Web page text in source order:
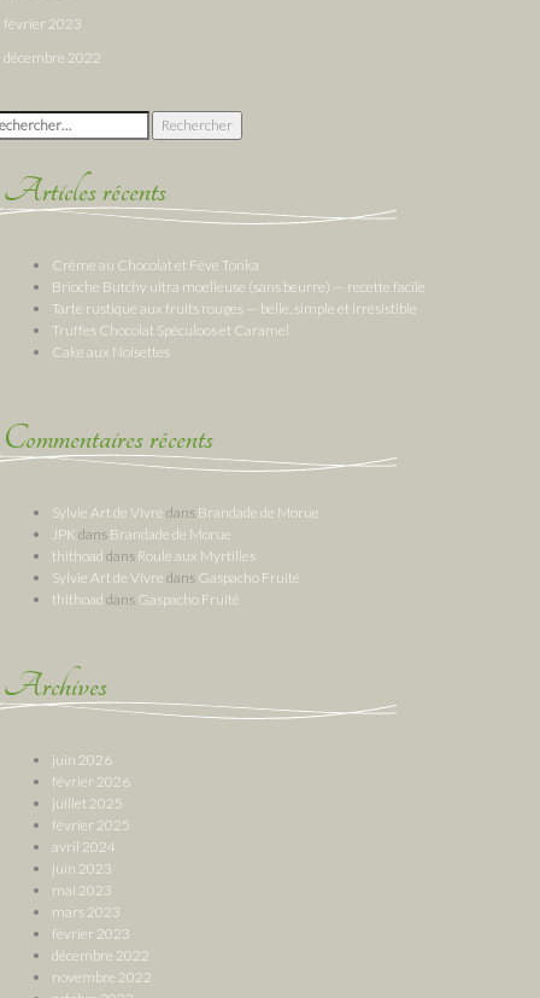
février 2023
décembre 2022
:
Articles récents
Crème au Chocolat et Fève Tonka
Brioche Butchy ultra moelleuse (sans beurre) — recette facile
Tarte rustique aux fruits rouges — belle, simple et irrésistible
Truffes Chocolat Spéculoos et Caramel
Cake aux Noisettes
Commentaires récents
Sylvie Art de Vivre dans Brandade de Morue
JPK dans Brandade de Morue
thithoad dans Roulé aux Myrtilles
Sylvie Art de Vivre dans Gaspacho Fruité
thithoad dans Gaspacho Fruité
Archives
juin 2026
février 2026
juillet 2025
février 2025
avril 2024
juin 2023
mai 2023
mars 2023
février 2023
décembre 2022
novembre 2022